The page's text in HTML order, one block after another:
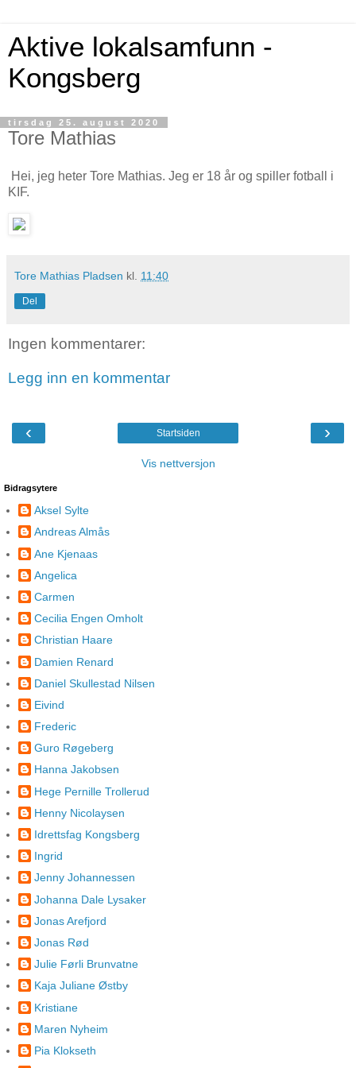
Aktive lokalsamfunn -
Kongsberg
tirsdag 25. august 2020
Tore Mathias
Hei, jeg heter Tore Mathias. Jeg er 18 år og spiller fotball i
KIF.
Tore Mathias Pladsen kl. 11:40
Del
Ingen kommentarer:
Legg inn en kommentar
‹ ›
Startsiden
Vis nettversjon
Bidragsytere
Aksel Sylte
Andreas Almås
Ane Kjenaas
Angelica
Carmen
Cecilia Engen Omholt
Christian Haare
Damien Renard
Daniel Skullestad Nilsen
Eivind
Frederic
Guro Røgeberg
Hanna Jakobsen
Hege Pernille Trollerud
Henny Nicolaysen
Idrettsfag Kongsberg
Ingrid
Jenny Johannessen
Johanna Dale Lysaker
Jonas Arefjord
Jonas Rød
Julie Førli Brunvatne
Kaja Juliane Østby
Kristiane
Maren Nyheim
Pia Klokseth